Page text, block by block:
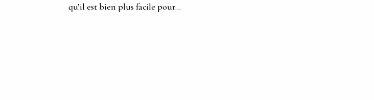
qu’il est bien plus facile pour...